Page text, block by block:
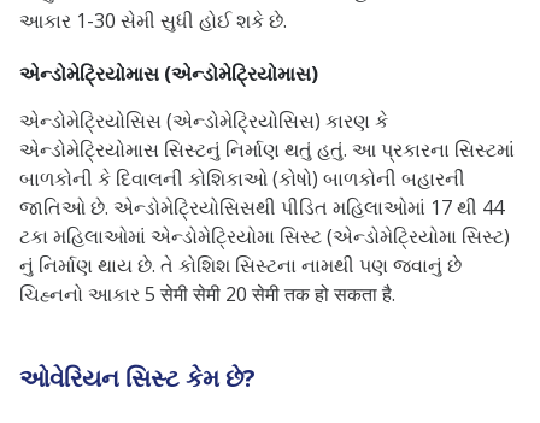
આકાર 1-30 સેમી સુધી હોઈ શકે છે.
એન્ડોમેટ્રિયોમાસ (એન્ડોમેટ્રિયોમાસ)
એન્ડોમેટ્રિયોસિસ (એન્ડોમેટ્રિયોસિસ) કારણ કે
એન્ડોમેટ્રિયોમાસ સિસ્ટનું નિર્માણ થતું હતું. આ પ્રકારના સિસ્ટમાં
બાળકોની કે દિવાલની કોશિકાઓ (કોષો) બાળકોની બહારની
જાતિઓ છે. એન્ડોમેટ્રિયોસિસથી પીડિત મહિલાઓમાં 17 થી 44
ટકા મહિલાઓમાં એન્ડોમેટ્રિયોમા સિસ્ટ (એન્ડોમેટ્રિયોમા સિસ્ટ)
નું નિર્માણ થાય છે. તે કોશિશ સિસ્ટના નામથી પણ જવાનું છે
ચિહ્નનો આકાર 5 सेमी सेमी 20 सेमी तक हो सकता है.
ઓવેરિયન સિસ્ટ કેમ છે?